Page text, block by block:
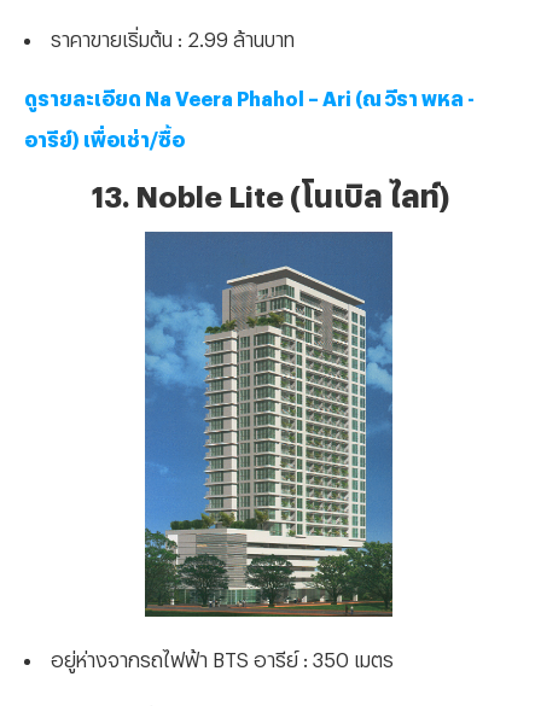
ราคาขายเริ่มต้น : 2.99 ล้านบาท
ดูรายละเอียด Na Veera Phahol – Ari (ณ วีรา พหล -
อารีย์) เพื่อเช่า/ซื้อ
13. Noble Lite (โนเบิล ไลท์)
อยู่ห่างจากรถไฟฟ้า BTS อารีย์ : 350 เมตร